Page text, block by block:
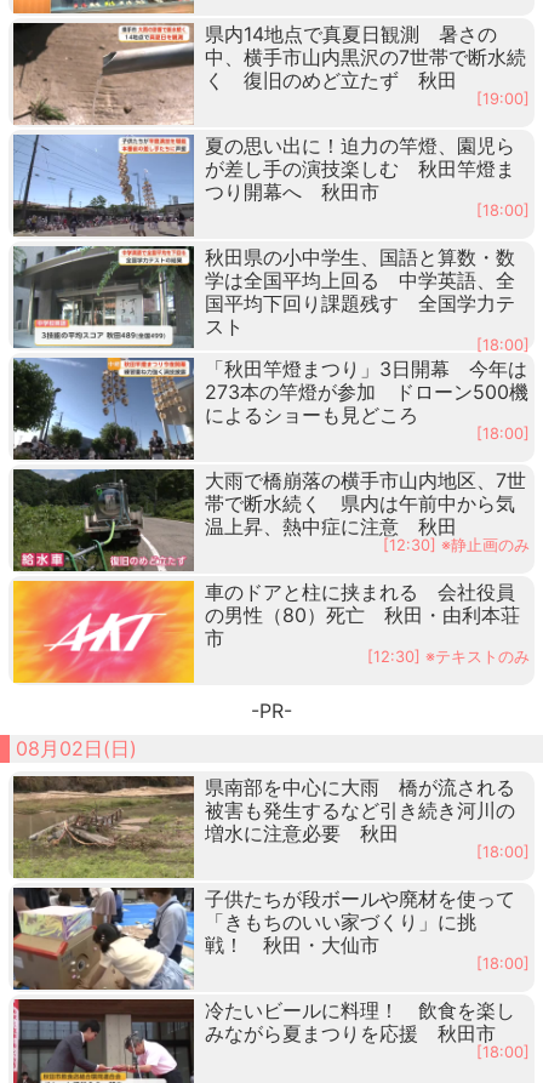
県内14地点で真夏日観測 暑さの
中、横手市山内黒沢の7世帯で断水続
く 復旧のめど立たず 秋田
[19:00]
夏の思い出に！迫力の竿燈、園児ら
が差し手の演技楽しむ 秋田竿燈ま
つり開幕へ 秋田市
[18:00]
秋田県の小中学生、国語と算数・数
学は全国平均上回る 中学英語、全
国平均下回り課題残す 全国学力テ
スト
[18:00]
「秋田竿燈まつり」3日開幕 今年は
273本の竿燈が参加 ドローン500機
によるショーも見どころ
[18:00]
大雨で橋崩落の横手市山内地区、7世
帯で断水続く 県内は午前中から気
温上昇、熱中症に注意 秋田
[12:30] ※静止画のみ
車のドアと柱に挟まれる 会社役員
の男性（80）死亡 秋田・由利本荘
市
[12:30] ※テキストのみ
-PR-
08月02日(日)
県南部を中心に大雨 橋が流される
被害も発生するなど引き続き河川の
増水に注意必要 秋田
[18:00]
子供たちが段ボールや廃材を使って
「きもちのいい家づくり」に挑
戦！ 秋田・大仙市
[18:00]
冷たいビールに料理！ 飲食を楽し
みながら夏まつりを応援 秋田市
[18:00]